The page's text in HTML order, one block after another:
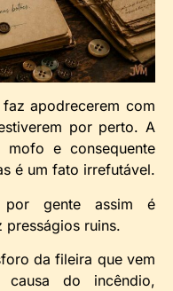
apodrecerem com
por perto. A
e consequente
é um fato irrefutável.
por gente assim é
ruins.
da fileira que vem
causa do incêndio,